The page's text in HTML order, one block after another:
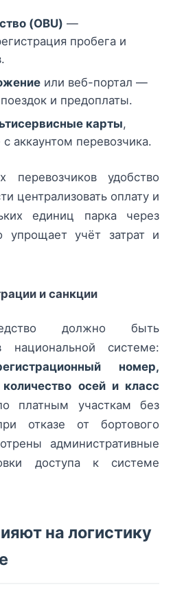
(OBU) —
пробега и
или веб-портал —
и предоплаты.
карты,
аккаунтом перевозчика.
перевозчиков удобство
централизовать оплату и
единиц парка через
упрощает учёт затрат и
и санкции
должно быть
национальной системе:
номер,
осей и класс
платным участкам без
отказе от бортового
административные
доступа к системе
на логистику